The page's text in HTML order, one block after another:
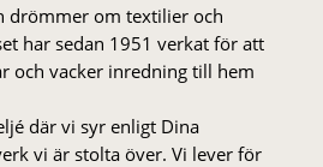
drömmer om textilier och
har sedan 1951 verkat för att
och vacker inredning till hem
där vi syr enligt Dina
vi är stolta över. Vi lever för